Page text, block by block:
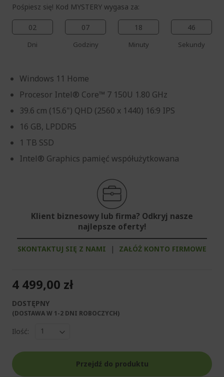
Pośpiesz się! Kod MYSTERY wygasa za:
02
Dni
07
Godziny
18
Minuty
44
Sekundy
Windows 11 Home
Procesor Intel® Core™ 7 150U 1.80 GHz
39.6 cm (15.6") QHD (2560 x 1440) 16:9 IPS
16 GB, LPDDR5
1 TB SSD
Intel® Graphics pamięć współużytkowana
Klient biznesowy lub firma? Odkryj nasze
najlepsze oferty!
SKONTAKTUJ SIĘ Z NAMI | ZAŁÓŻ KONTO FIRMOWE
4 499,00 zł
DOSTĘPNY
(DOSTAWA W 1-2 DNI ROBOCZYCH)​
Ilość:
Przejdź do produktu